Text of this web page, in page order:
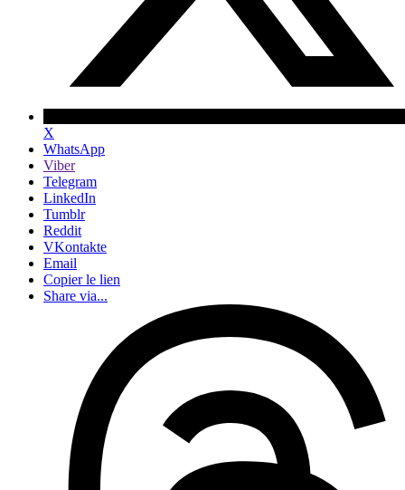
X
WhatsApp
Viber
Telegram
LinkedIn
Tumblr
Reddit
VKontakte
Email
Copier le lien
Share via...